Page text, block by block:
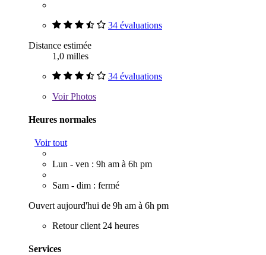
34 évaluations
Distance estimée
1,0 milles
34 évaluations
VoirPhotos
Heures normales
Voir tout
Lun - ven : 9h am à 6h pm
Sam - dim : fermé
Ouvert aujourd'hui de 9h am à 6h pm
Retour client 24 heures
Services